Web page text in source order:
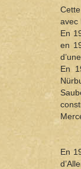
avec
En
en
En
En